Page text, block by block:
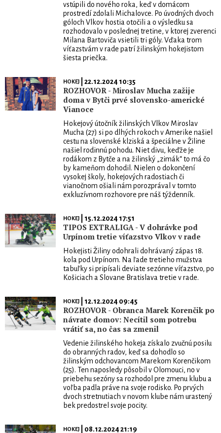
vstúpili do nového roka, keď v domácom
prostredí zdolali Michalovce. Po úvodných dvoch
góloch Vlkov hostia otočili a o výsledku sa
rozhodovalo v poslednej tretine, v ktorej zverenci
Milana Bartoviča vsietili tri góly. Vďaka trom
víťazstvám v rade patrí žilinským hokejistom
šiesta priečka.
HOKEJ| 22.12.2024 10:35
ROZHOVOR - Miroslav Mucha zažije
doma v Bytči prvé slovensko-americké
Vianoce
Hokejový útočník žilinských Vlkov Miroslav
Mucha (27) si po dlhých rokoch v Amerike našiel
cestu na slovenské klziská a špeciálne v Žiline
našiel rodinnú pohodu. Niet divu, keďže je
rodákom z Bytče a na žilinský „zimák“ to má čo
by kameňom dohodil. Nielen o dokončení
vysokej školy, hokejových radostiach či
vianočnom ošiali nám porozprával v tomto
exkluzívnom rozhovore pre náš týždenník.
HOKEJ| 15.12.2024 17:51
TIPOS EXTRALIGA - V dohrávke pod
Urpínom tretie víťazstvo Vlkov v rade
Hokejisti Žiliny odohrali dohrávaný zápas 18.
kola pod Urpínom. Na ľade tretieho mužstva
tabuľky si pripísali deviate sezónne víťazstvo, po
Košiciach a Slovane Bratislava tretie v rade.
HOKEJ| 12.12.2024 09:45
ROZHOVOR - Obranca Marek Korenčik po
návrate domov: Necítil som potrebu
vrátiť sa, no čas sa zmenil
Vedenie žilinského hokeja získalo zvučnú posilu
do obranných radov, keď sa dohodlo so
žilinským odchovancom Marekom Korenčikom
(25). Ten naposledy pôsobil v Olomouci, no v
priebehu sezóny sa rozhodol pre zmenu klubu a
voľba padla práve na svoje rodisko. Po prvých
dvoch stretnutiach v novom klube nám urastený
bek predostrel svoje pocity.
HOKEJ| 08.12.2024 21:19